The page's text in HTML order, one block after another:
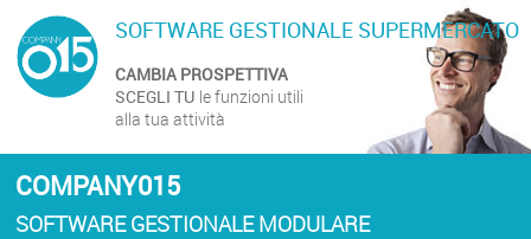
SOFTWARE GESTIONALE SUPERMERCATO
CAMBIA PROSPETTIVA
SCEGLI TU le funzioni utili
alla tua attività
COMPANY015
SOFTWARE GESTIONALE MODULARE